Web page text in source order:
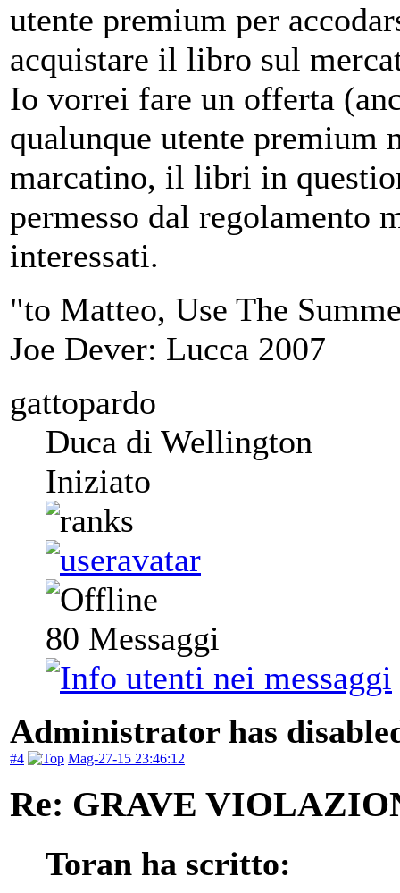
utente premium per
acquistare il libro sul
Io vorrei fare un offerta
qualunque utente premium
marcatino, il libri in
permesso dal regolamento
interessati.
"to Matteo, Use The
Joe Dever: Lucca 2007
gattopardo
Duca di Wellington
Iniziato
80 Messaggi
Administrator has
#4 Mag-27-15 23:46:12
Re: GRAVE
Toran ha scritto: